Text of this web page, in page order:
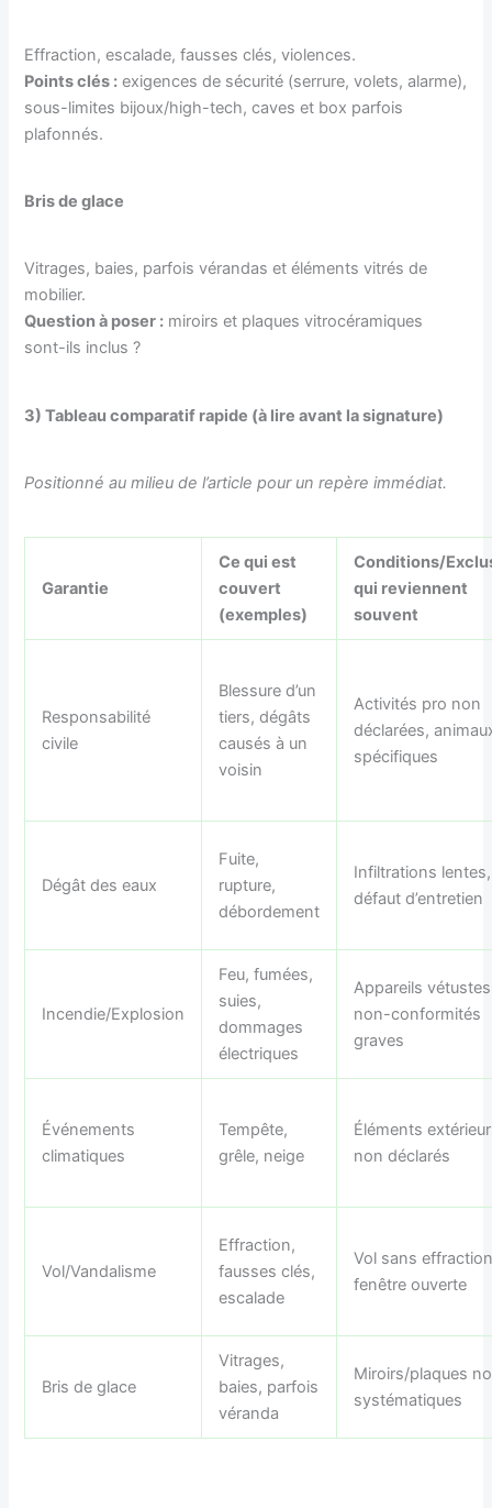
Effraction, escalade, fausses clés, violences.
Points clés : exigences de sécurité (serrure, volets, alarme),
sous-limites bijoux/high-tech, caves et box parfois
plafonnés.
Bris de glace
Vitrages, baies, parfois vérandas et éléments vitrés de
mobilier.
Question à poser : miroirs et plaques vitrocéramiques
sont-ils inclus ?
3) Tableau comparatif rapide (à lire avant la signature)
Positionné au milieu de l’article pour un repère immédiat.
Garantie
Ce qui est
couvert
(exemples)
Conditions/
qui reviennent
souvent
Responsabilité
civile
Blessure d’un
tiers, dégâts
causés à un
voisin
Activités pro non
déclarées,
spécifiques
Dégât des eaux
Fuite,
rupture,
débordement
Infiltrations lentes,
défaut d’entretien
Incendie/Explosion
Feu, fumées,
suies,
dommages
électriques
Appareils
non-conformités
graves
Événements
climatiques
Tempête,
grêle, neige
Éléments
non déclarés
Vol/Vandalisme
Effraction,
fausses clés,
escalade
Vol sans
fenêtre ouverte
Bris de glace
Vitrages,
baies, parfois
véranda
Miroirs/plaques
systématiques